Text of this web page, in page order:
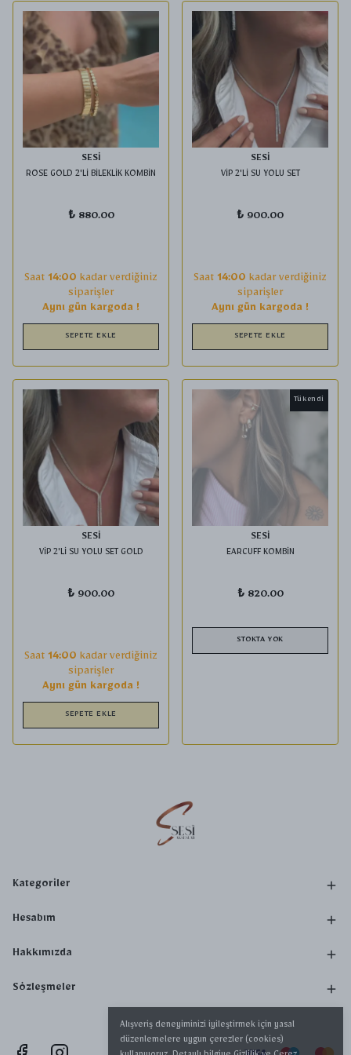
Alışveriş deneyiminizi iyileştirmek için yasal
düzenlemelere uygun çerezler (cookies)
SESİ
ROSE GOLD 2'Lİ BİLEKLİK KOMBİN
₺ 880.00
Saat 14:00 kadar verdiğiniz
siparişler
Aynı gün kargoda !
SEPETE EKLE
SESİ
VİP 2'Lİ SU YOLU SET
₺ 900.00
Saat 14:00 kadar verdiğiniz
siparişler
Aynı gün kargoda !
SEPETE EKLE
SESİ
VİP 2'Lİ SU YOLU SET GOLD
₺ 900.00
Saat 14:00 kadar verdiğiniz
siparişler
Aynı gün kargoda !
SEPETE EKLE
Tükendi
SESİ
EARCUFF KOMBİN
₺ 820.00
STOKTA YOK
Kategoriler
Hesabım
Hakkımızda
Sözleşmeler